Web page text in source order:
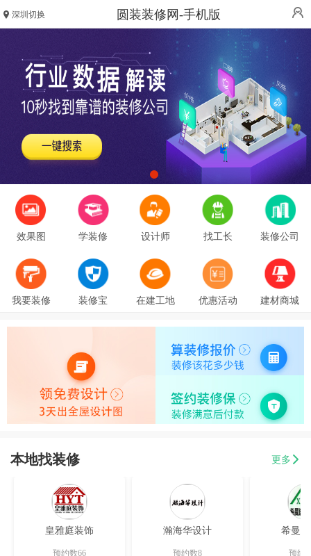
深圳切换 圆装装修网-手机版
效果图 学装修 设计师 找工长 装修公司
我要装修 装修宝 在建工地 优惠活动 建材商城
本地找装修 更多
皇雅庭装饰
预约数66
瀚海华设计
预约数8
希曼
预约